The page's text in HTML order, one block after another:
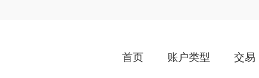
首页 账户类型 交易